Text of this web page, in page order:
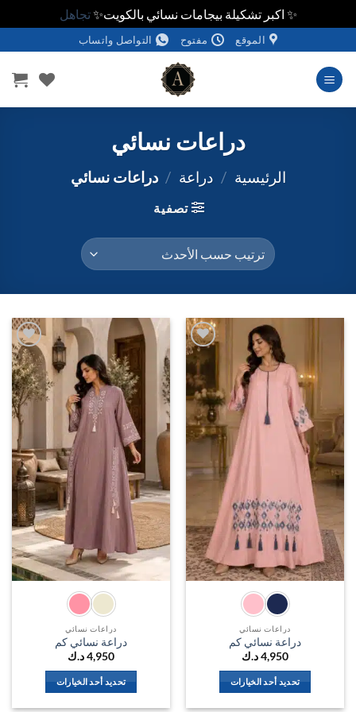
✨ اكبر تشكيلة بيجامات نسائي بالكويت✨تجاهل
للمحتوى
الموقع مفتوح التواصل واتساب
دراعات نسائي
الرئيسية / دراعة / دراعات نسائي
تصفية
اضف
الي
المفضلة
دراعات نسائي
دراعة نسائي كم
4,950د.ك
تحديد أحد الخيارات
اضف
الي
دراعات نسائي
دراعة نسائي كم
4,950د.ك
تحديد أحد الخيارات